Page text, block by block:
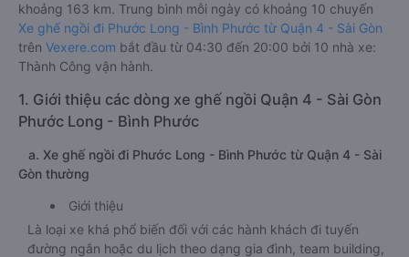
khoảng 163 km. Trung bình mỗi ngày có khoảng 10 chuyến
Xe ghế ngồi đi Phước Long - Bình Phước từ Quận 4 - Sài Gòn
trên Vexere.com bắt đầu từ 04:30 đến 20:00 bởi 10 nhà xe:
Thành Công vận hành.
1. Giới thiệu các dòng xe ghế ngồi Quận 4 - Sài Gòn
Phước Long - Bình Phước
a. Xe ghế ngồi đi Phước Long - Bình Phước từ Quận 4 - Sài
Gòn thường
Giới thiệu
Là loại xe khá phổ biến đối với các hành khách đi tuyến
đường ngắn hoặc du lịch theo dạng gia đình, team building,